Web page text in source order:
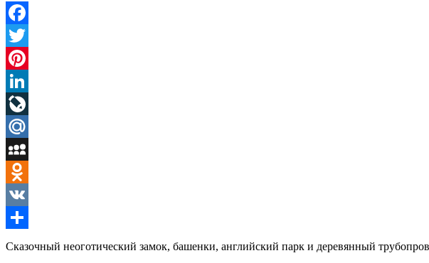
Facebook
Twitter
Pinterest
LinkedIn
LiveJournal
Mail.Ru
MySpace
Odnoklassniki
VK
Отправить
Сказочный неоготический замок, башенки, английский парк и деревянный